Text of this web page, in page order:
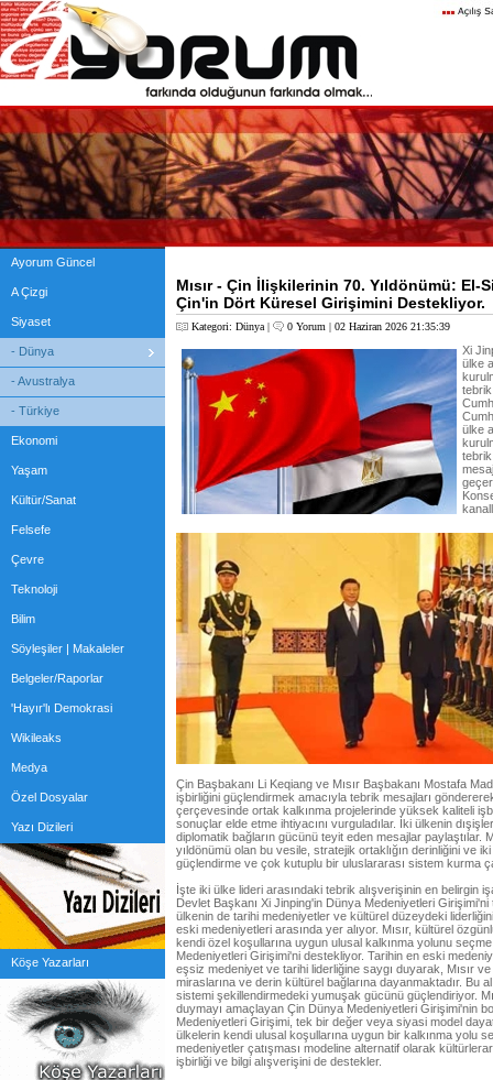
Ayorum Güncel
A Çizgi
Siyaset
- Dünya
- Avustralya
- Türkiye
Ekonomi
Yaşam
Kültür/Sanat
Felsefe
Çevre
Teknoloji
Bilim
Söyleşiler | Makaleler
Belgeler/Raporlar
'Hayır'lı Demokrasi
Wikileaks
Medya
Özel Dosyalar
Yazı Dizileri
Köşe Yazarları
Mısır - Çin İlişkilerinin 70. Yıldönümü:
Çin'in Dört Küresel Girişimini Destekliyor.
Kategori: Dünya | 0 Yorum | 02 Haziran 2026 21:35:39
Xi
ülke
tebrik
ülke
tebrik
Çin Başbakanı Li Keqiang ve Mısır Başbakanı Mostafa
işbirliğini güçlendirmek amacıyla tebrik mesajları
çerçevesinde ortak kalkınma projelerinde yüksek kaliteli
sonuçlar elde etme ihtiyacını vurguladılar. İki ülkenin
diplomatik bağların gücünü teyit eden mesajlar paylaştılar.
yıldönümü olan bu vesile, stratejik ortaklığın derinliğini ve
güçlendirme ve çok kutuplu bir uluslararası sistem kurma
İşte iki ülke lideri arasındaki tebrik alışverişinin en belirgin
Devlet Başkanı Xi Jinping'in Dünya Medeniyetleri
ülkenin de tarihi medeniyetler ve kültürel düzeydeki
eski medeniyetleri arasında yer alıyor. Mısır, kültürel
kendi özel koşullarına uygun ulusal kalkınma yolunu
Medeniyetleri Girişimi'ni destekliyor. Tarihin en eski
eşsiz medeniyet ve tarihi liderliğine saygı duyarak, Mısır
miraslarına ve derin kültürel bağlarına dayanmaktadır. Bu
sistemi şekillendirmedeki yumuşak gücünü güçlendiriyor.
duymayı amaçlayan Çin Dünya Medeniyetleri Girişimi'nin
Medeniyetleri Girişimi, tek bir değer veya siyasi model
ülkelerin kendi ulusal koşullarına uygun bir kalkınma yolu
medeniyetler çatışması modeline alternatif olarak
işbirliği ve bilgi alışverişini de destekler.